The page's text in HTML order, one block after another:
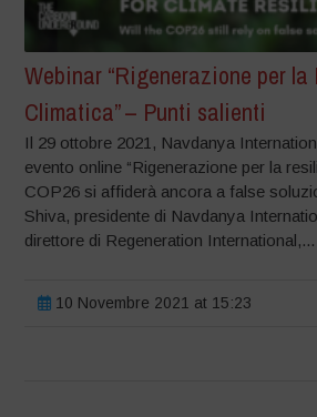
Webinar “Rigenerazione per
Climatica” – Punti salienti
Il 29 ottobre 2021, Navdanya
evento online “Rigenerazione per la
COP26 si affiderà ancora a false
Shiva, presidente di Navdanya
direttore di Regeneration International,...
10 Novembre 2021 at 15:23